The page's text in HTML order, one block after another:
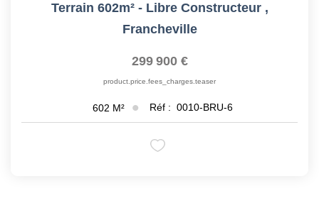
Terrain 602m² - Libre Constructeur ,
Francheville
299 900 €
product.price.fees_charges.teaser
602 M² Réf : 0010-BRU-6